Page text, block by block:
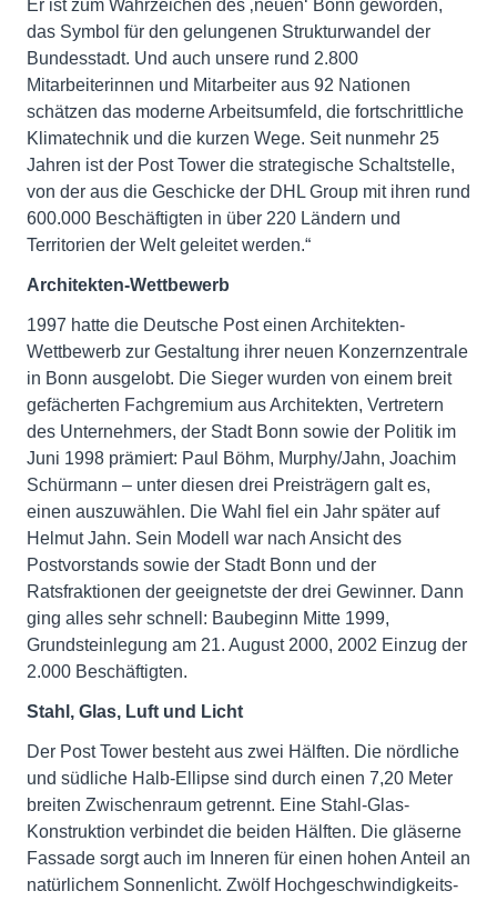
Er ist zum Wahrzeichen des ‚neuen‘ Bonn geworden,
das Symbol für den gelungenen Strukturwandel der
Bundesstadt. Und auch unsere rund 2.800
Mitarbeiterinnen und Mitarbeiter aus 92 Nationen
schätzen das moderne Arbeitsumfeld, die fortschrittliche
Klimatechnik und die kurzen Wege. Seit nunmehr 25
Jahren ist der Post Tower die strategische Schaltstelle,
von der aus die Geschicke der DHL Group mit ihren rund
600.000 Beschäftigten in über 220 Ländern und
Territorien der Welt geleitet werden.“
Architekten-Wettbewerb
1997 hatte die Deutsche Post einen Architekten-
Wettbewerb zur Gestaltung ihrer neuen Konzernzentrale
in Bonn ausgelobt. Die Sieger wurden von einem breit
gefächerten Fachgremium aus Architekten, Vertretern
des Unternehmers, der Stadt Bonn sowie der Politik im
Juni 1998 prämiert: Paul Böhm, Murphy/Jahn, Joachim
Schürmann – unter diesen drei Preisträgern galt es,
einen auszuwählen. Die Wahl fiel ein Jahr später auf
Helmut Jahn. Sein Modell war nach Ansicht des
Postvorstands sowie der Stadt Bonn und der
Ratsfraktionen der geeignetste der drei Gewinner. Dann
ging alles sehr schnell: Baubeginn Mitte 1999,
Grundsteinlegung am 21. August 2000, 2002 Einzug der
2.000 Beschäftigten.
Stahl, Glas, Luft und Licht
Der Post Tower besteht aus zwei Hälften. Die nördliche
und südliche Halb-Ellipse sind durch einen 7,20 Meter
breiten Zwischenraum getrennt. Eine Stahl-Glas-
Konstruktion verbindet die beiden Hälften. Die gläserne
Fassade sorgt auch im Inneren für einen hohen Anteil an
natürlichem Sonnenlicht. Zwölf Hochgeschwindigkeits-